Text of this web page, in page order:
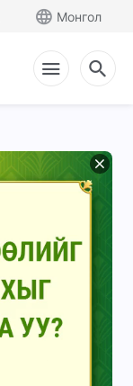
Монгол